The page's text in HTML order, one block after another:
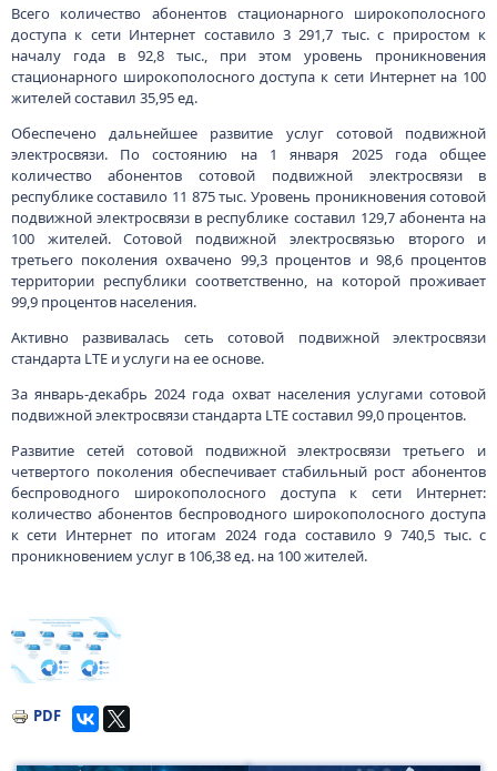
Всего количество абонентов стационарного широкополосного
доступа к сети Интернет составило 3 291,7 тыс. с приростом к
началу года в 92,8 тыс., при этом уровень проникновения
стационарного широкополосного доступа к сети Интернет на 100
жителей составил 35,95 ед.
Обеспечено дальнейшее развитие услуг сотовой подвижной
электросвязи. По состоянию на 1 января 2025 года общее
количество абонентов сотовой подвижной электросвязи в
республике составило 11 875 тыс. Уровень проникновения сотовой
подвижной электросвязи в республике составил 129,7 абонента на
100 жителей. Сотовой подвижной электросвязью второго и
третьего поколения охвачено 99,3 процентов и 98,6 процентов
территории республики соответственно, на которой проживает
99,9 процентов населения.
Активно развивалась сеть сотовой подвижной электросвязи
стандарта LTE и услуги на ее основе.
За январь-декабрь 2024 года охват населения услугами сотовой
подвижной электросвязи стандарта LTE составил 99,0 процентов.
Развитие сетей сотовой подвижной электросвязи третьего и
четвертого поколения обеспечивает стабильный рост абонентов
беспроводного широкополосного доступа к сети Интернет:
количество абонентов беспроводного широкополосного доступа
к сети Интернет по итогам 2024 года составило 9 740,5 тыс. с
проникновением услуг в 106,38 ед. на 100 жителей.
Изображение
PDF